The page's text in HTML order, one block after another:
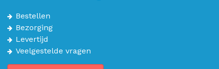
Bestellen
Bezorging
Levertijd
Veelgestelde vragen